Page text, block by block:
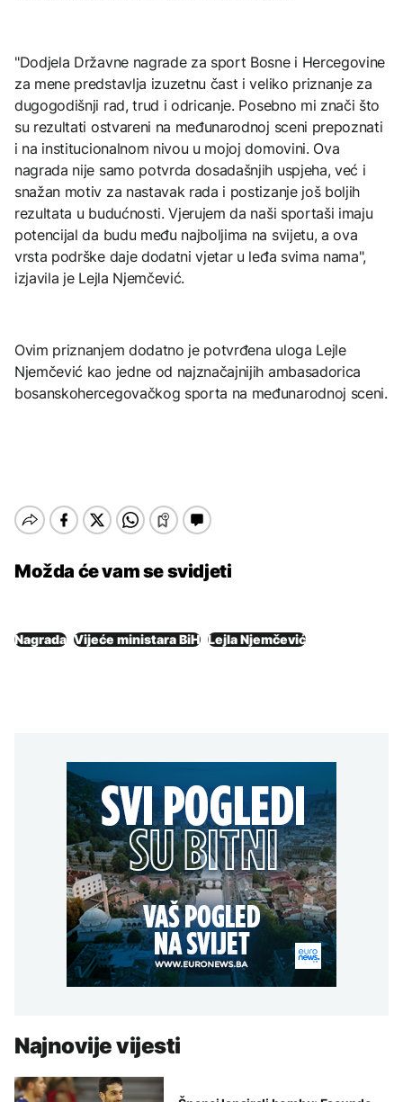
"Dodjela Državne nagrade za sport Bosne i Hercegovine
za mene predstavlja izuzetnu čast i veliko priznanje za
dugogodišnji rad, trud i odricanje. Posebno mi znači što
su rezultati ostvareni na međunarodnoj sceni prepoznati
i na institucionalnom nivou u mojoj domovini. Ova
nagrada nije samo potvrda dosadašnjih uspjeha, već i
snažan motiv za nastavak rada i postizanje još boljih
rezultata u budućnosti. Vjerujem da naši sportaši imaju
potencijal da budu među najboljima na svijetu, a ova
vrsta podrške daje dodatni vjetar u leđa svima nama",
izjavila je Lejla Njemčević.
Ovim priznanjem dodatno je potvrđena uloga Lejle
Njemčević kao jedne od najznačajnijih ambasadorica
bosanskohercegovačkog sporta na međunarodnoj sceni.
Možda će vam se svidjeti
Nagrada Vijeće ministara BiH Lejla Njemčević
Najnovije vijesti